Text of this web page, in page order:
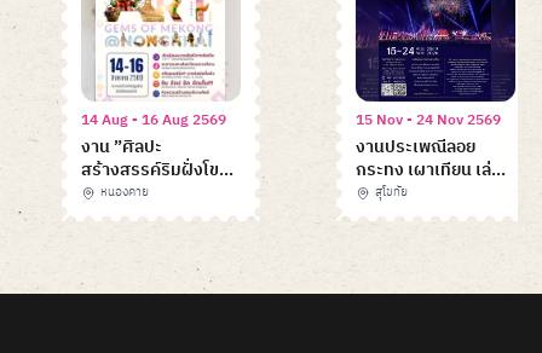
14 Aug - 16 Aug 2569
งาน ”ศิลปะ
สร้างสรรค์ริมฝั่งโขง
Creative Art : Gems
of Mekong
หนองคาย
15 Nov - 24 Nov 2569
งานประเพณีลอย
กระทง เผาเทียน เล่น
ไฟ จังหวัดสุโขทัย
ประจำปี 2569
สุโขทัย
Item
of